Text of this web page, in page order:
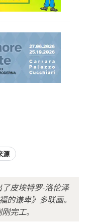
源
皮埃特罗-洛伦泽
的谦卑》多联画。
完工。